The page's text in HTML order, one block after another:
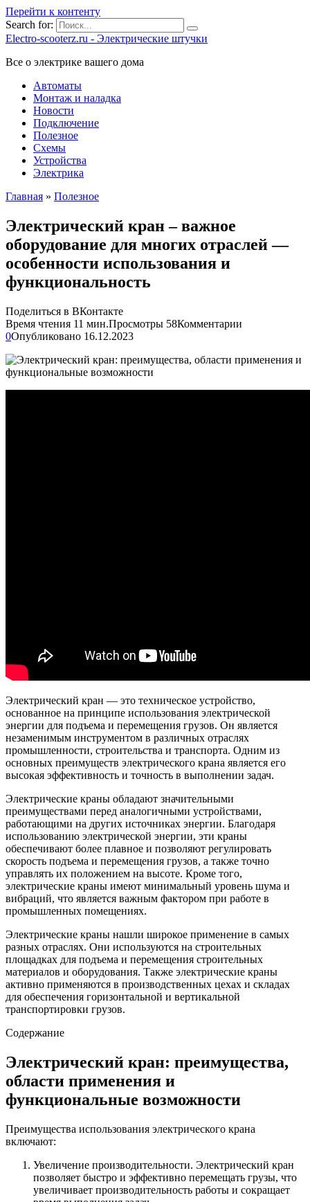
Перейти к контенту
Search for:
Electro-scooterz.ru - Электрические штучки
Все о электрике вашего дома
Автоматы
Монтаж и наладка
Новости
Подключение
Полезное
Схемы
Устройства
Электрика
Главная » Полезное
Электрический кран – важное
оборудование для многих отраслей —
особенности использования и
функциональность
Поделиться в ВКонтакте
Время чтения 11 мин.Просмотры 58Комментарии
0Опубликовано 16.12.2023
Электрический кран — это техническое устройство,
основанное на принципе использования электрической
энергии для подъема и перемещения грузов. Он является
незаменимым инструментом в различных отраслях
промышленности, строительства и транспорта. Одним из
основных преимуществ электрического крана является его
высокая эффективность и точность в выполнении задач.
Электрические краны обладают значительными
преимуществами перед аналогичными устройствами,
работающими на других источниках энергии. Благодаря
использованию электрической энергии, эти краны
обеспечивают более плавное и позволяют регулировать
скорость подъема и перемещения грузов, а также точно
управлять их положением на высоте. Кроме того,
электрические краны имеют минимальный уровень шума и
вибраций, что является важным фактором при работе в
промышленных помещениях.
Электрические краны нашли широкое применение в самых
разных отраслях. Они используются на строительных
площадках для подъема и перемещения строительных
материалов и оборудования. Также электрические краны
активно применяются в производственных цехах и складах
для обеспечения горизонтальной и вертикальной
транспортировки грузов.
Содержание
Электрический кран: преимущества,
области применения и
функциональные возможности
Преимущества использования электрического крана
включают:
Увеличение производительности. Электрический кран
позволяет быстро и эффективно перемещать грузы, что
увеличивает производительность работы и сокращает